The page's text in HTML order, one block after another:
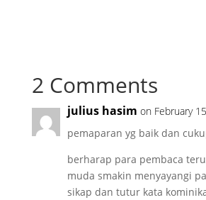
2 Comments
julius hasim on February
pemaparan yg baik dan
berharap para pembaca
muda smakin menyayangi
sikap dan tutur kata